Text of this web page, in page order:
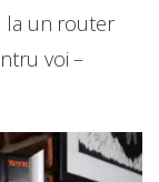
la un router
voi –